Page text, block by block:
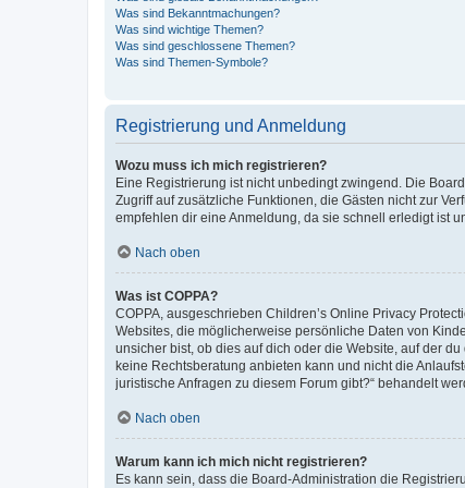
Was sind Bekanntmachungen?
Was sind wichtige Themen?
Was sind geschlossene Themen?
Was sind Themen-Symbole?
Registrierung und Anmeldung
Wozu muss ich mich registrieren?
Eine Registrierung ist nicht unbedingt zwingend. Die
Zugriff auf zusätzliche Funktionen, die Gästen nicht zur
empfehlen dir eine Anmeldung, da sie schnell erledigt ist
Nach oben
Was ist COPPA?
COPPA, ausgeschrieben Children’s Online Privacy
Websites, die möglicherweise persönliche Daten von
unsicher bist, ob dies auf dich oder die Website, auf der
keine Rechtsberatung anbieten kann und nicht die
juristische Anfragen zu diesem Forum gibt?“ behandelt
Nach oben
Warum kann ich mich nicht registrieren?
Es kann sein, dass die Board-Administration die